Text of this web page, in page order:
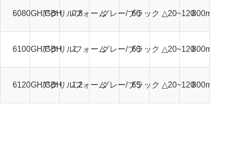
6080GH/GBHアクリルフォーム
0.8 グレー/ブラック
60 △20~120
6100GH/GBHアクリルフォーム
1 グレー/ブラック
60 △20~120
6120GH/GBHアクリルフォーム
1.2 グレー/ブラック
65 △20~120